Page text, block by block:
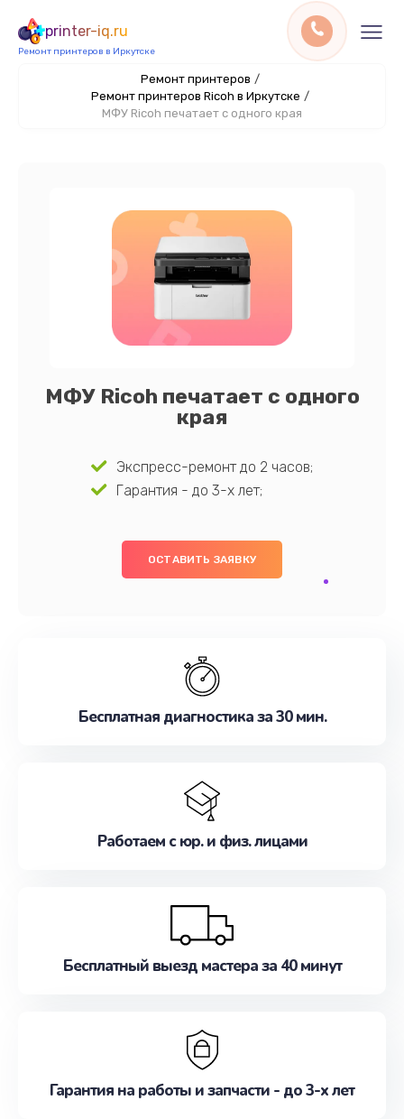
printer-iq.ru
Ремонт принтеров в Иркутске
Ремонт принтеров /
Ремонт принтеров Ricoh в Иркутске /
МФУ Ricoh печатает с одного края
МФУ Ricoh печатает с одного
края
Экспресс-ремонт до 2 часов;
Гарантия - до 3-х лет;
ОСТАВИТЬ ЗАЯВКУ
Бесплатная диагностика за 30 мин.
Работаем с юр. и физ. лицами
Бесплатный выезд мастера за 40 минут
Гарантия на работы и запчасти - до 3-х лет